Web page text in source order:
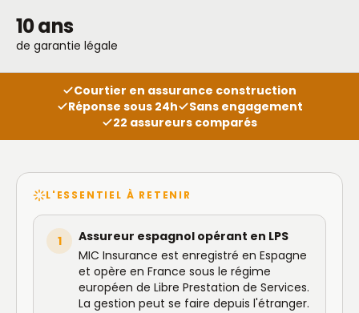
10 ans
de garantie légale
Courtier en assurance construction
Réponse sous 24h
Sans engagement
22 assureurs comparés
L'ESSENTIEL À RETENIR
1
Assureur espagnol opérant en LPS
MIC Insurance est enregistré en Espagne
et opère en France sous le régime
européen de Libre Prestation de Services.
La gestion peut se faire depuis l'étranger.